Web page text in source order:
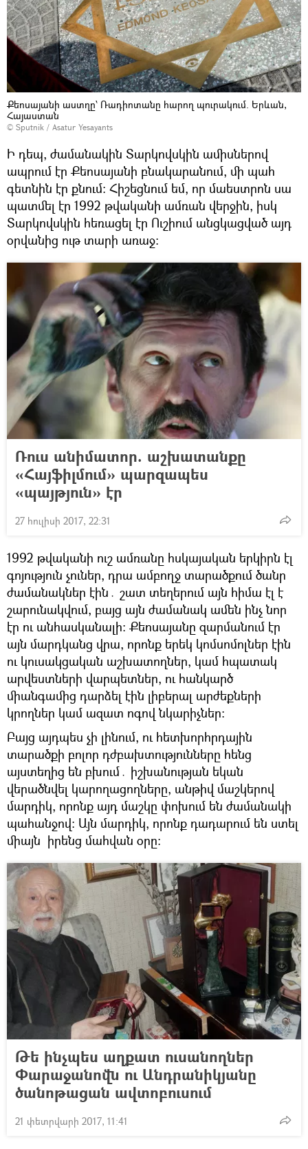
Քեոսայանի աստղը՝ Ռադիոտանը հարող պուրակում. Երևան,
Հայաստան
© Sputnik / Asatur Yesayants
Ի դեպ, ժամանակին Տարկովսկին ամիսներով
ապրում էր Քեոսայանի բնակարանում, մի պահ
գետնին էր քնում։ Հիշեցնում եմ, որ մաեստրոն սա
պատմել էր 1992 թվականի ամռան վերջին, իսկ
Տարկովսկին հեռացել էր Ուշիում անցկացված այդ
օրվանից ութ տարի առաջ։
Ռուս անիմատոր. աշխատանքը
«Հայֆիլմում» պարզապես
«պայթյուն» էր
27 հուլիսի 2017, 22:31
1992 թվականի ուշ ամռանը հսկայական երկիրն էլ
գոյություն չուներ, դրա ամբողջ տարածքում ծանր
ժամանակներ էին․ շատ տեղերում այն հիմա էլ է
շարունակվում, բայց այն ժամանակ ամեն ինչ նոր
էր ու անհասկանալի։ Քեոսայանը զարմանում էր
այն մարդկանց վրա, որոնք երեկ կոմսոմոլներ էին
ու կուսակցական աշխատողներ, կամ հպատակ
արվեստների վարպետներ, ու հանկարծ
միանգամից դարձել էին լիբերալ արժեքների
կրողներ կամ ազատ ոգով նկարիչներ։
Բայց այդպես չի լինում, ու հետխորհրդային
տարածքի բոլոր դժբախտությունները հենց
այստեղից են բխում․ իշխանության եկան
վերածնվել կարողացողները, անթիվ մաշկերով
մարդիկ, որոնք այդ մաշկը փոխում են ժամանակի
պահանջով։ Այն մարդիկ, որոնք դադարում են ստել
միայն իրենց մահվան օրը։
Թե ինչպես աղքատ ուսանողներ
Փարաջանովն ու Անդրանիկյանը
ծանոթացան ավտոբուսում
21 փետրվարի 2017, 11:41